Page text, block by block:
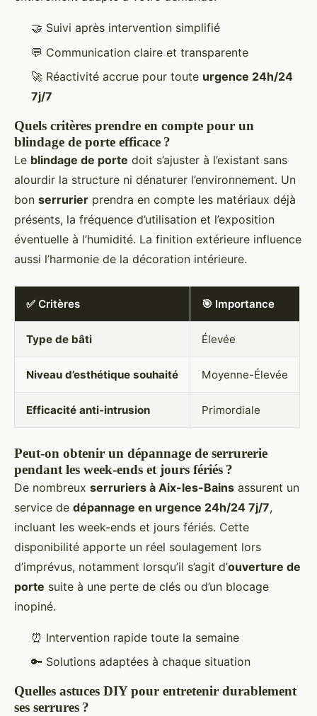
🤝 Suivi après intervention simplifié
💬 Communication claire et transparente
🚀 Réactivité accrue pour toute urgence 24h/24
7j/7
Quels critères prendre en compte pour un
blindage de porte efficace ?
Le blindage de porte doit s’ajuster à l’existant sans
alourdir la structure ni dénaturer l’environnement. Un
bon serrurier prendra en compte les matériaux déjà
présents, la fréquence d’utilisation et l’exposition
éventuelle à l’humidité. La finition extérieure influence
aussi l’harmonie de la décoration intérieure.
✅ Critères 🎯 Importance
Type de bâti Élevée
Niveau d’esthétique souhaité Moyenne-Élevée
Efficacité anti-intrusion Primordiale
Peut-on obtenir un dépannage de serrurerie
pendant les week-ends et jours fériés ?
De nombreux serruriers à Aix-les-Bains assurent un
service de dépannage en urgence 24h/24 7j/7,
incluant les week-ends et jours fériés. Cette
disponibilité apporte un réel soulagement lors
d’imprévus, notamment lorsqu’il s’agit d’ouverture de
porte suite à une perte de clés ou d’un blocage
inopiné.
⏰ Intervention rapide toute la semaine
🔑 Solutions adaptées à chaque situation
Quelles astuces DIY pour entretenir durablement
ses serrures ?